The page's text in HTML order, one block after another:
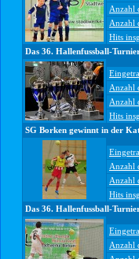
Anzahl
Anzahl
Hits
Das 36. Hallenfussball-
Anzahl
Anzahl
Hits
SG Borken gewinnt in der
Anzahl
Anzahl
Hits
Das 36. Hallenfussball-
Anzahl